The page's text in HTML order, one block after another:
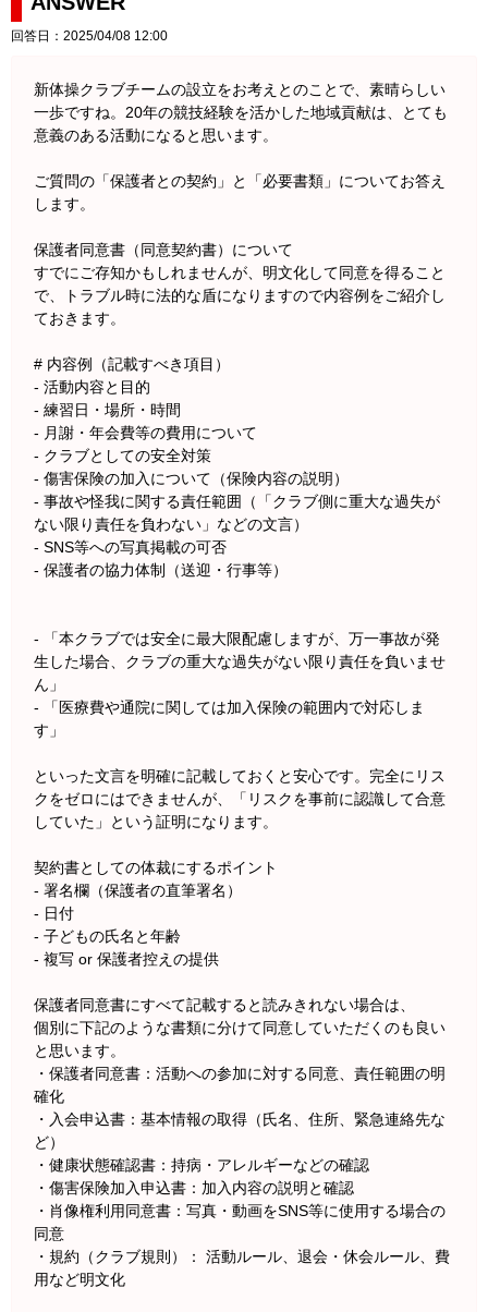
回答日：2025/04/08 12:00
新体操クラブチームの設立をお考えとのことで、素晴らしい
一歩ですね。20年の競技経験を活かした地域貢献は、とても
意義のある活動になると思います。
ご質問の「保護者との契約」と「必要書類」についてお答え
します。
保護者同意書（同意契約書）について
すでにご存知かもしれませんが、明文化して同意を得ること
で、トラブル時に法的な盾になりますので内容例をご紹介し
ておきます。
# 内容例（記載すべき項目）
- 活動内容と目的
- 練習日・場所・時間
- 月謝・年会費等の費用について
- クラブとしての安全対策
- 傷害保険の加入について（保険内容の説明）
- 事故や怪我に関する責任範囲（「クラブ側に重大な過失が
ない限り責任を負わない」などの文言）
- SNS等への写真掲載の可否
- 保護者の協力体制（送迎・行事等）
- 「本クラブでは安全に最大限配慮しますが、万一事故が発
生した場合、クラブの重大な過失がない限り責任を負いませ
ん」
- 「医療費や通院に関しては加入保険の範囲内で対応しま
す」
といった文言を明確に記載しておくと安心です。完全にリス
クをゼロにはできませんが、「リスクを事前に認識して合意
していた」という証明になります。
契約書としての体裁にするポイント
- 署名欄（保護者の直筆署名）
- 日付
- 子どもの氏名と年齢
- 複写 or 保護者控えの提供
保護者同意書にすべて記載すると読みきれない場合は、
個別に下記のような書類に分けて同意していただくのも良い
と思います。
・保護者同意書：活動への参加に対する同意、責任範囲の明
確化
・入会申込書：基本情報の取得（氏名、住所、緊急連絡先な
ど）
・健康状態確認書：持病・アレルギーなどの確認
・傷害保険加入申込書：加入内容の説明と確認
・肖像権利用同意書：写真・動画をSNS等に使用する場合の
同意
・規約（クラブ規則）： 活動ルール、退会・休会ルール、費
用など明文化